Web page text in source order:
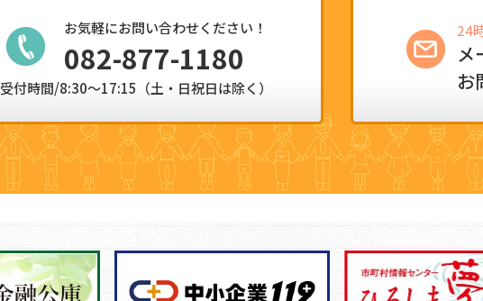
お気軽にお問い合わせください！
082-877-1180
受付時間/8:30～17:15（土・日祝日は除く）
24
メ
お